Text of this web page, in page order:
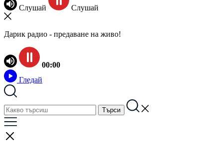
Слушай Слушай
Дарик радио - предаване на живо!
00:00
Гледай